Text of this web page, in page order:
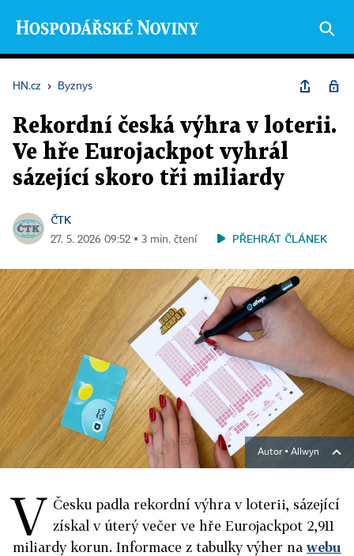
HN.cz › Byznys
Rekordní česká výhra v loterii.
Ve hře Eurojackpot vyhrál
sázející skoro tři miliardy
ČTK
27. 5. 2026 09:52 ▪ 3 min. čtení PŘEHRÁT ČLÁNEK
Autor ▪ Allwyn
V Česku padla rekordní výhra v loterii, sázející
získal v úterý večer ve hře Eurojackpot 2,911
miliardy korun. Informace z tabulky výher nawebu